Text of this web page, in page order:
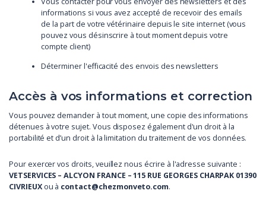
informations si vous avez accepté de recevoir des emails
de la part de votre vétérinaire depuis le site internet (vous
pouvez vous désinscrire à tout moment depuis votre
compte client)
Déterminer l'efficacité des envois des newsletters
Accès à vos informations et correction
Vous pouvez demander à tout moment, une copie des informations
détenues à votre sujet. Vous disposez également d'un droit à la
portabilité et d’un droit à la limitation du traitement de vos données.
Pour exercer vos droits, veuillez nous écrire à l'adresse suivante :
VETSERVICES – ALCYON FRANCE – 115 RUE GEORGES CHARPAK 01390
CIVRIEUXou à contact@chezmonveto.com.